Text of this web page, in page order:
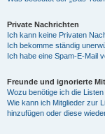
Private Nachrichten
Ich kann keine Privaten
Ich bekomme ständig
Ich habe eine Spam-E-Mail
Freunde und ignorierte
Wozu benötige ich die
Wie kann ich Mitglieder zur
hinzufügen oder diese